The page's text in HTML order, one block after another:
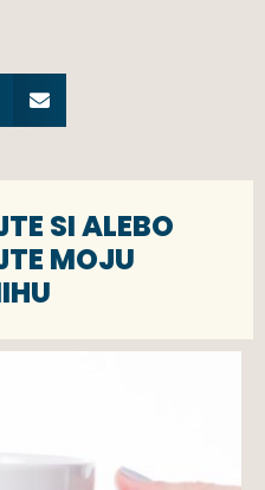
SI ALEBO
MOJU